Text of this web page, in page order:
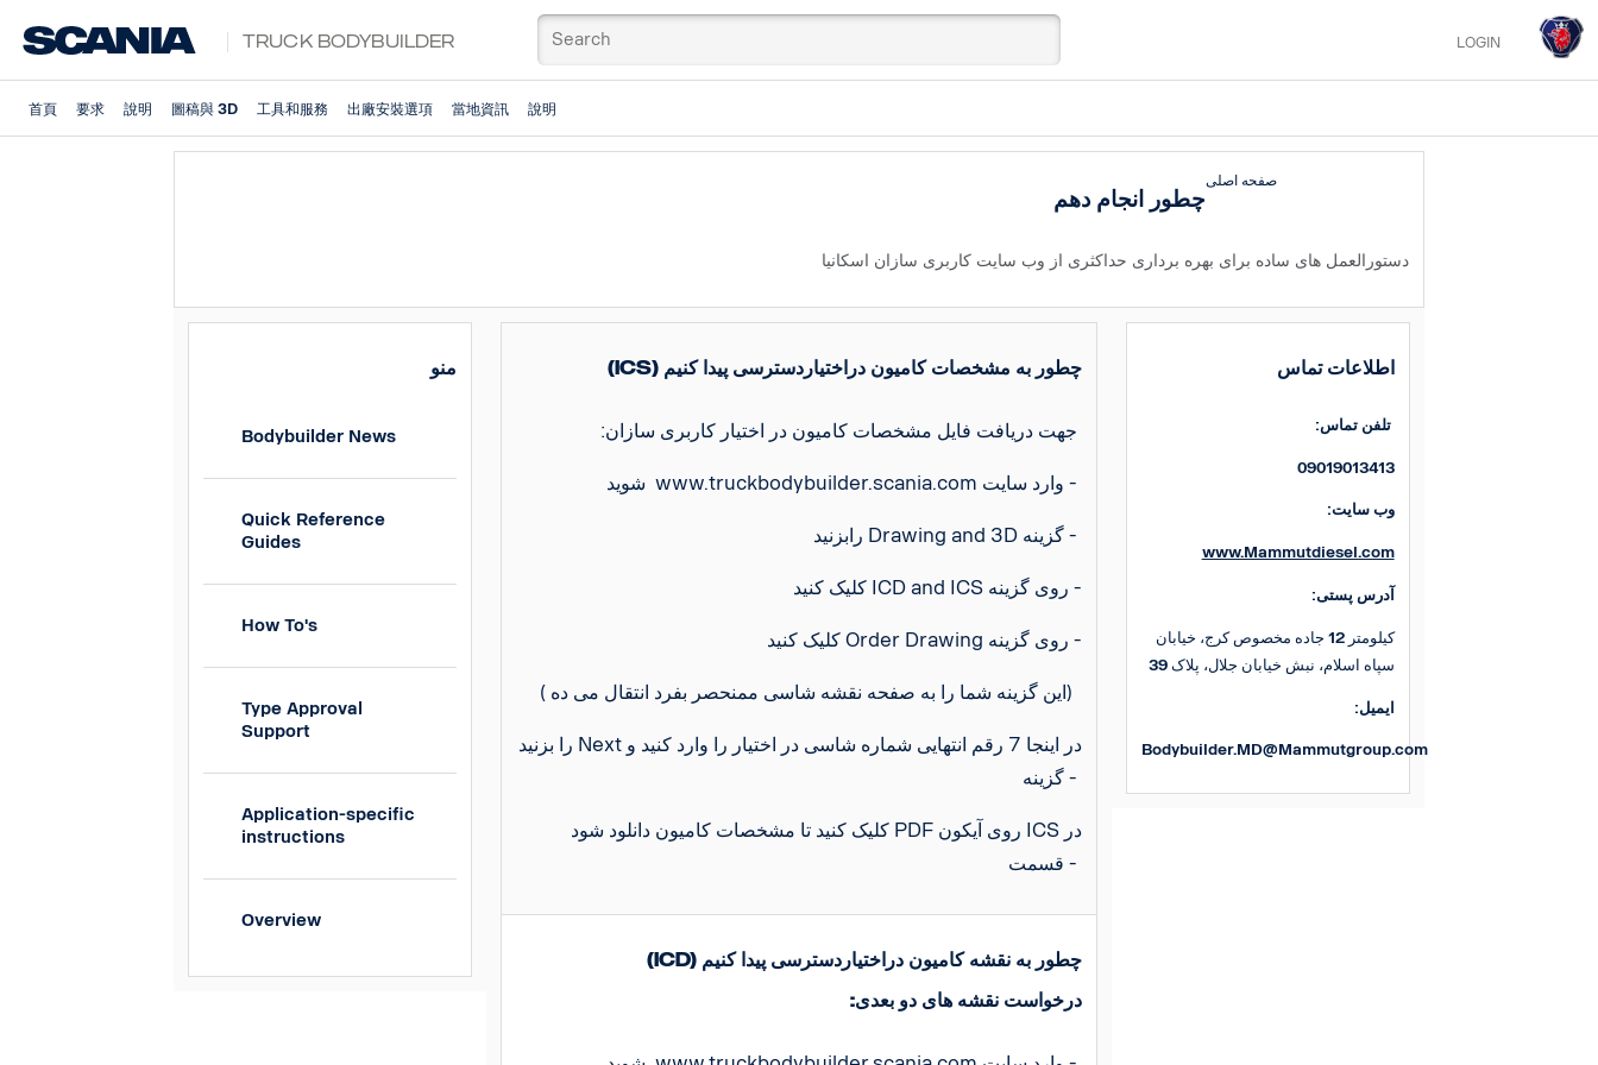
Truck Bodybuilder LOGIN
首頁 要求 說明 圖稿與 3D 工具和服務 出廠安裝選項 當地資訊 說明
چطور انجام دهم
صفحه اصلی
دستورالعمل های ساده برای بهره برداری حداکثری از وب سایت کاربری سازان اسکانیا
منو
Bodybuilder News
Quick Reference
Guides
How To's
Type Approval
Support
Application-specific
instructions
Overview
(ICS) چطور به مشخصات کامیون دراختیاردسترسی پیدا کنیم
شوید www.truckbodybuilder.scania.com وارد سایت -
رابزنید Drawing and 3D گزینه -
کلیک کنید ICD and ICS روی گزینه -
کلیک کنید Order Drawing روی گزینه -
( این گزینه شما را به صفحه نقشه شاسی ممنحصر بفرد انتقال می ده)
را بزنید Next در اینجا 7 رقم انتهایی شماره شاسی در اختیار را وارد کنید و
گزینه -
کلیک کنید تا مشخصات کامیون دانلود شود PDF روی آیکون ICS در
قسمت -
(ICD) چطور به نقشه کامیون دراختیاردسترسی پیدا کنیم
:درخواست نقشه های دو بعدی
اطلاعات تماس
:تلفن تماس
09019013413
:وب سایت
www.Mammutdiesel.com
:آدرس پستی
کیلومتر 12 جاده مخصوص کرج، خیابان
سپاه اسلام، نبش خیابان جلال، پلاک 39
:ایمیل
Bodybuilder.MD@Mammutgroup.com